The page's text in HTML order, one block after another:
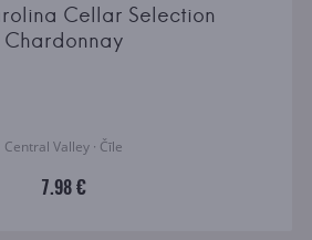
Cellar Selection
Chardonnay
Central Valley · Čīle
7.98 €